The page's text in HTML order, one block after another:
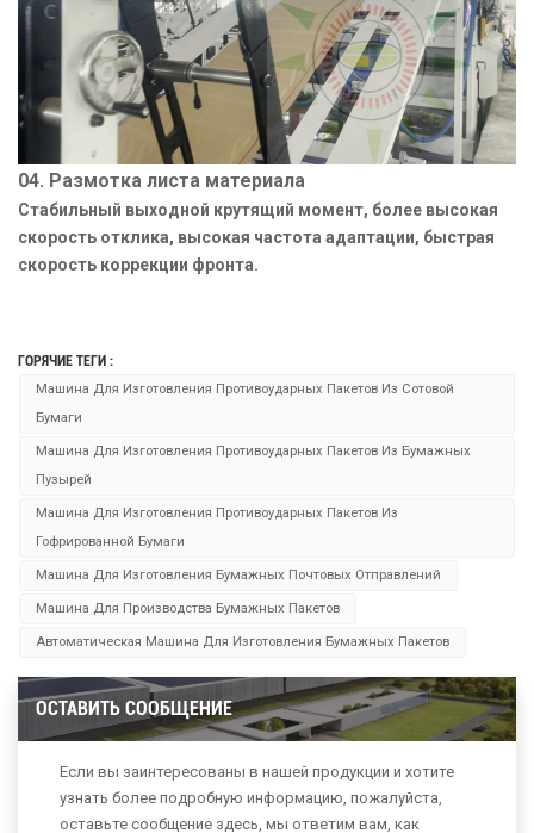
04. Размотка листа материала
Стабильный выходной крутящий момент, более высокая
скорость отклика, высокая частота адаптации, быстрая
скорость коррекции фронта.
ГОРЯЧИЕ ТЕГИ :
Машина Для Изготовления Противоударных Пакетов Из Сотовой
Бумаги
Машина Для Изготовления Противоударных Пакетов Из Бумажных
Пузырей
Машина Для Изготовления Противоударных Пакетов Из
Гофрированной Бумаги
Машина Для Изготовления Бумажных Почтовых Отправлений
Машина Для Производства Бумажных Пакетов
Автоматическая Машина Для Изготовления Бумажных Пакетов
ОСТАВИТЬ СООБЩЕНИЕ
Если вы заинтересованы в нашей продукции и хотите
узнать более подробную информацию, пожалуйста,
оставьте сообщение здесь, мы ответим вам, как